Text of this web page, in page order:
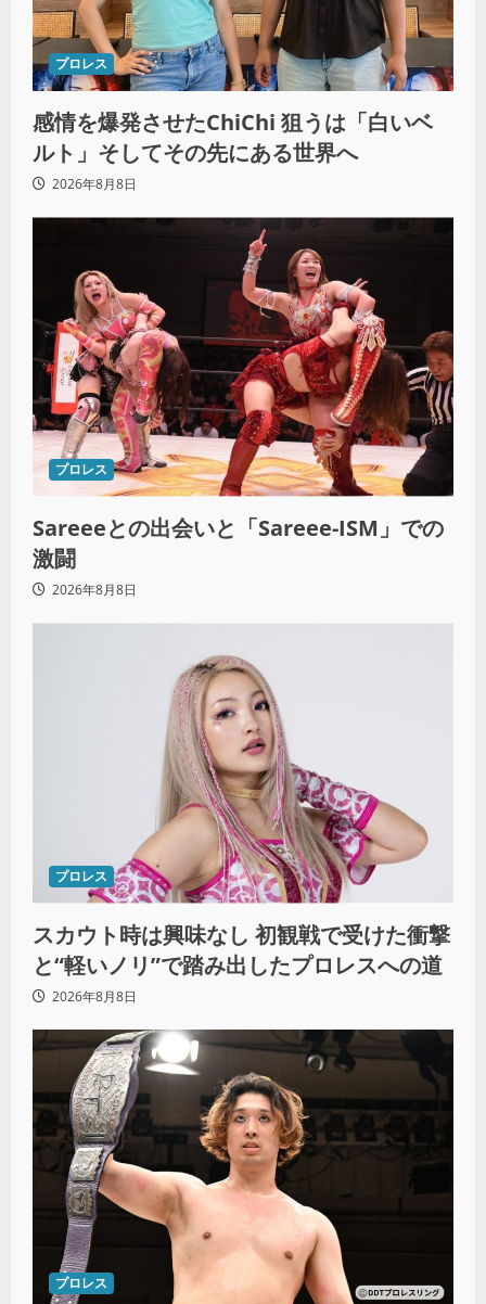
プロレス
感情を爆発させたChiChi 狙うは「白いベ
ルト」そしてその先にある世界へ
2026年8月8日
プロレス
Sareeeとの出会いと「Sareee-ISM」での
激闘
2026年8月8日
プロレス
スカウト時は興味なし 初観戦で受けた衝撃
と“軽いノリ”で踏み出したプロレスへの道
2026年8月8日
プロレス